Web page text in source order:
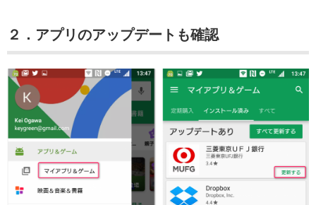
２．アプリのアップデートも確認